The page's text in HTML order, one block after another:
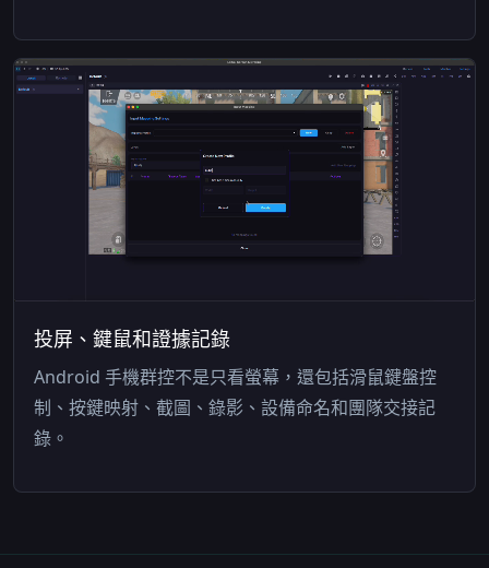
投屏、鍵鼠和證據記錄
Android 手機群控不是只看螢幕，還包括滑鼠鍵盤控
制、按鍵映射、截圖、錄影、設備命名和團隊交接記
錄。